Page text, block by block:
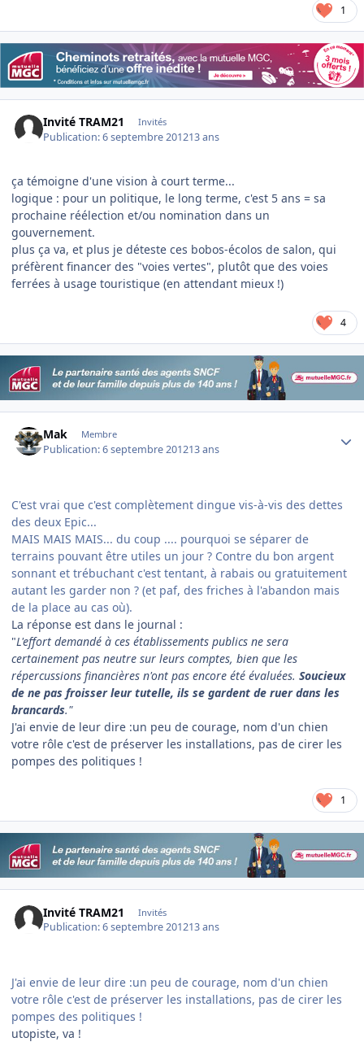
1
Invité TRAM21 Invités
Publication:6 septembre 201213 ans
ça témoigne d'une vision à court terme...
logique : pour un politique, le long terme, c'est 5 ans = sa
prochaine réélection et/ou nomination dans un
gouvernement.
plus ça va, et plus je déteste ces bobos-écolos de salon, qui
préfèrent financer des "voies vertes", plutôt que des voies
ferrées à usage touristique (en attendant mieux !)
4
Mak Membre
Publication:6 septembre 201213 ans
C'est vrai que c'est complètement dingue vis-à-vis des dettes
des deux Epic...
MAIS MAIS MAIS... du coup .... pourquoi se séparer de
terrains pouvant être utiles un jour ? Contre du bon argent
sonnant et trébuchant c'est tentant, à rabais ou gratuitement
autant les garder non ? (et paf, des friches à l'abandon mais
de la place au cas où).
La réponse est dans le journal :
"L'effort demandé à ces établissements publics ne sera
certainement pas neutre sur leurs comptes, bien que les
répercussions financières n'ont pas encore été évaluées. Soucieux
de ne pas froisser leur tutelle, ils se gardent de ruer dans les
brancards."
J'ai envie de leur dire :un peu de courage, nom d'un chien
votre rôle c'est de préserver les installations, pas de cirer les
pompes des politiques !
1
Invité TRAM21 Invités
Publication:6 septembre 201213 ans
J'ai envie de leur dire :un peu de courage, nom d'un chien
votre rôle c'est de préserver les installations, pas de cirer les
pompes des politiques !
utopiste, va !